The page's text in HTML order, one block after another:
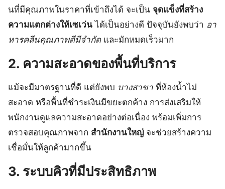
นที่มีคุณภาพในราคาที่เข้าถึงได้ จะเป็น จุดแข็งที่สร้าง
ความแตกต่างให้เซเว่น ได้เป็นอย่างดี ปัจจุบันยังพบว่า อา
หารคลีนคุณภาพดีมีจำกัดและมักหมดเร็วมาก
2. ความสะอาดของพื้นที่บริการ
แม้จะมีมาตรฐานที่ดี แต่ยังพบ บางสาขา ที่ห้องน้ำไม่
สะอาด หรือพื้นที่ชำระเงินมีขยะตกค้าง การส่งเสริมให้
พนักงานดูแลความสะอาดอย่างต่อเนื่อง พร้อมเพิ่มการ
ตรวจสอบคุณภาพจาก สำนักงานใหญ่จะช่วยสร้างความ
เชื่อมั่นให้ลูกค้ามากขึ้น
3. ระบบคิวที่มีประสิทธิภาพ